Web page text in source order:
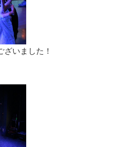
ざいました！